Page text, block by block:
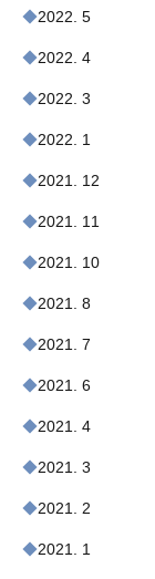
2022. 5
2022. 4
2022. 3
2022. 1
2021. 12
2021. 11
2021. 10
2021. 8
2021. 7
2021. 6
2021. 4
2021. 3
2021. 2
2021. 1